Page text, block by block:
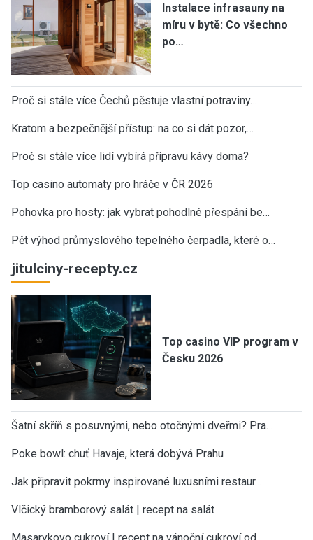
Instalace infrasauny na
míru v bytě: Co všechno
po…
Proč si stále více Čechů pěstuje vlastní potraviny…
Kratom a bezpečnější přístup: na co si dát pozor,…
Proč si stále více lidí vybírá přípravu kávy doma?
Top casino automaty pro hráče v ČR 2026
Pohovka pro hosty: jak vybrat pohodlné přespání be…
Pět výhod průmyslového tepelného čerpadla, které o…
jitulciny-recepty.cz
Top casino VIP program v
Česku 2026
Šatní skříň s posuvnými, nebo otočnými dveřmi? Pra…
Poke bowl: chuť Havaje, která dobývá Prahu
Jak připravit pokrmy inspirované luxusními restaur…
Vlčický bramborový salát | recept na salát